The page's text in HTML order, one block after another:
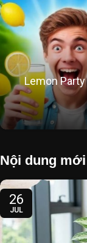
Lemon
Nội dung
26
JUL